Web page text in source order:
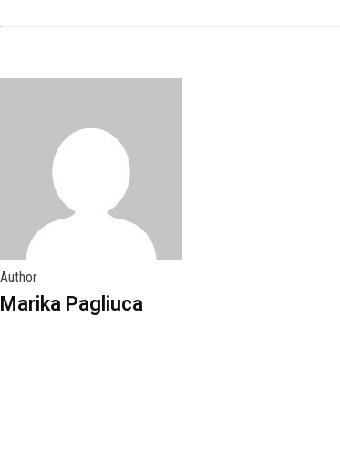
Author
Marika Pagliuca